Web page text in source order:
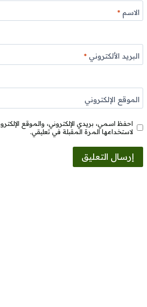
الاسم*
البريد الألكتروني*
الموقع الإلكتروني
احفظ اسمي، بريدي الإلكتروني، والموقع
لاستخدامها المرة المقبلة في تعليقي.